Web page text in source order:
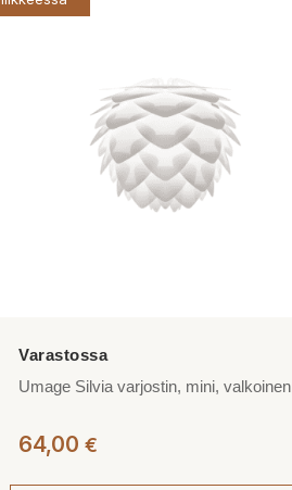
Umage Silvia varjostin, mini, valkoinen
64,00 €